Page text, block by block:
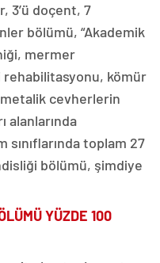
3’ü doçent, 7
bölümü, “Akademik
mermer
kömür
cevherlerin
alanlarında
sınıflarında toplam 27
bölümü, şimdiye
YÜZDE 100